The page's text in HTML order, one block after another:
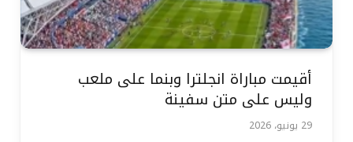
أقيمت مباراة انجلترا وبنما على ملعب
وليس على متن سفينة
29 يونيو، 2026